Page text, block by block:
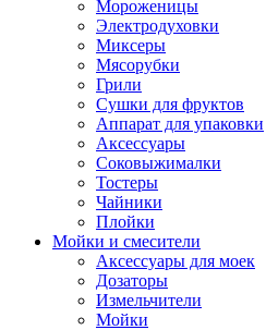
Мороженицы
Электродуховки
Миксеры
Мясорубки
Грили
Сушки для фруктов
Аппарат для упаковки
Аксессуары
Соковыжималки
Тостеры
Чайники
Плойки
Мойки и смесители
Аксессуары для моек
Дозаторы
Измельчители
Мойки